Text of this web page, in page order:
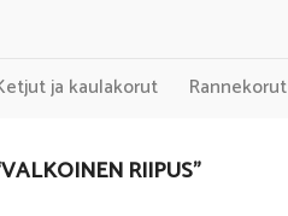
ja kaulakorut Rannekorut
RIIPUS”